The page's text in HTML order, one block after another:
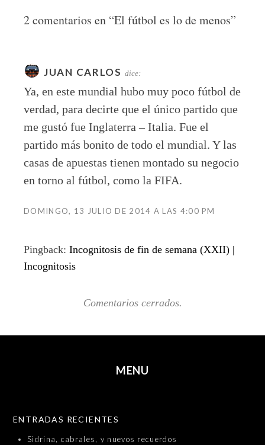
2 comentarios en “El fútbol es lo de menos”
JUAN CARLOS dice:
Ya, en este mundial hubo muy poco fútbol de
verdad, para decirte que el único partido que
me gustó fue Inglaterra – Italia. Fue el
partido más bonito de todo el mundial. Y las
casas de apuestas tienen montado su negocio
en torno al fútbol, como la FIFA.
DOMINGO, 13 JULIO DE 2014 A LAS 4:00 PM
Pingback: Incognitosis de fin de semana (XXII) |
Incognitosis
Comentarios cerrados.
MENU
ENTRADAS RECIENTES
Sidrina, cabrales, y nuevos recuerdos